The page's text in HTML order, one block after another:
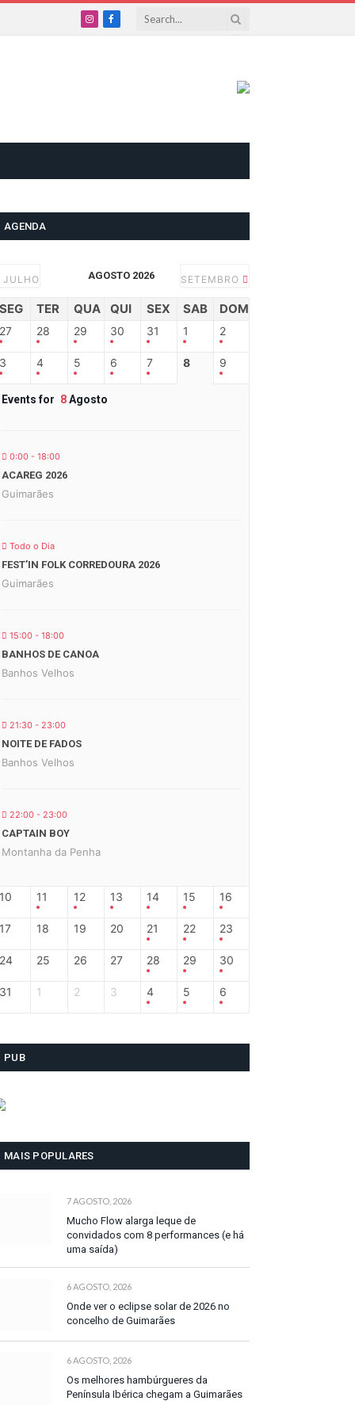
InstagramFacebook
AGENDA
JULHO AGOSTO 2026 SETEMBRO
SEG TER QUA QUI SEX SAB DOM
27 28 29 30 31 1 2
3 4 5 6 7 8 9
Events for 8Agosto
0:00 - 18:00
ACAREG 2026
Guimarães
Todo o Dia
FEST’IN FOLK CORREDOURA 2026
Guimarães
15:00 - 18:00
BANHOS DE CANOA
Banhos Velhos
21:30 - 23:00
NOITE DE FADOS
Banhos Velhos
22:00 - 23:00
CAPTAIN BOY
Montanha da Penha
10 11 12 13 14 15 16
17 18 19 20 21 22 23
24 25 26 27 28 29 30
31 1 2 3 4 5 6
PUB
MAIS POPULARES
7 AGOSTO, 2026
Mucho Flow alarga leque de
convidados com 8 performances (e há
uma saída)
6 AGOSTO, 2026
Onde ver o eclipse solar de 2026 no
concelho de Guimarães
6 AGOSTO, 2026
Os melhores hambúrgueres da
Península Ibérica chegam a Guimarães